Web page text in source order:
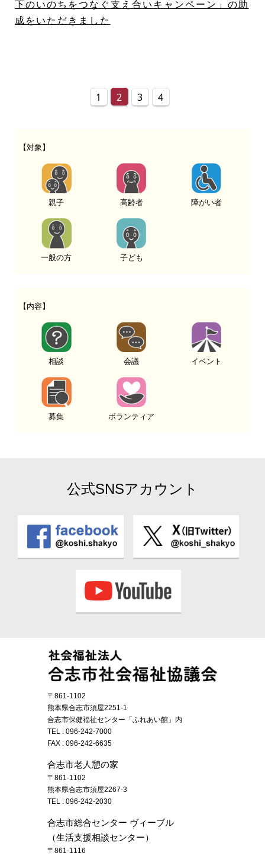
下のいのちをつなぐ支え合いキャンペーン」の助
成をいただきました
1 2 3 4
【対象】
親子 高齢者 障がい者
一般の方 子ども
【内容】
相談 会議 イベント
募集 ボランティア
公式SNSアカウント
〒861-1102
熊本県合志市須屋2251-1
合志市保健福祉センター「ふれあい館」内
TEL : 096-242-7000
FAX : 096-242-6635
合志市老人憩の家
〒861-1102
熊本県合志市須屋2267-3
TEL : 096-242-2030
合志市総合センター ヴィーブル
（生活支援相談センター）
〒861-1116